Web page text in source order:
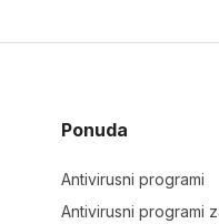
Ponuda
Antivirusni programi
Antivirusni programi